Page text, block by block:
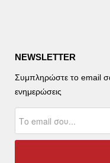
NEWSLETTER
Συμπληρώστε το email
ενημερώσεις